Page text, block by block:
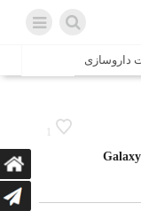
شرکت داروسازی
در اسلام
پاکستان با
1
سامسونگ از اولین ساعت هوشمند سری Galaxy